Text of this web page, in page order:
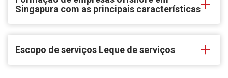
Singapura com as principais características
Escopo de serviços Leque de serviços